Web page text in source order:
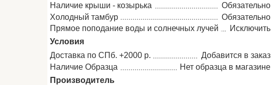
Наличие крыши - козырька
Обязательно
Холодный тамбур
Обязательно
Прямое поподание воды и солнечных лучей
Исключить
Условия
Доставка по СПб. +2000 р.
Добавится в заказ
Наличие Образца
Нет образца в магазине
Производитель